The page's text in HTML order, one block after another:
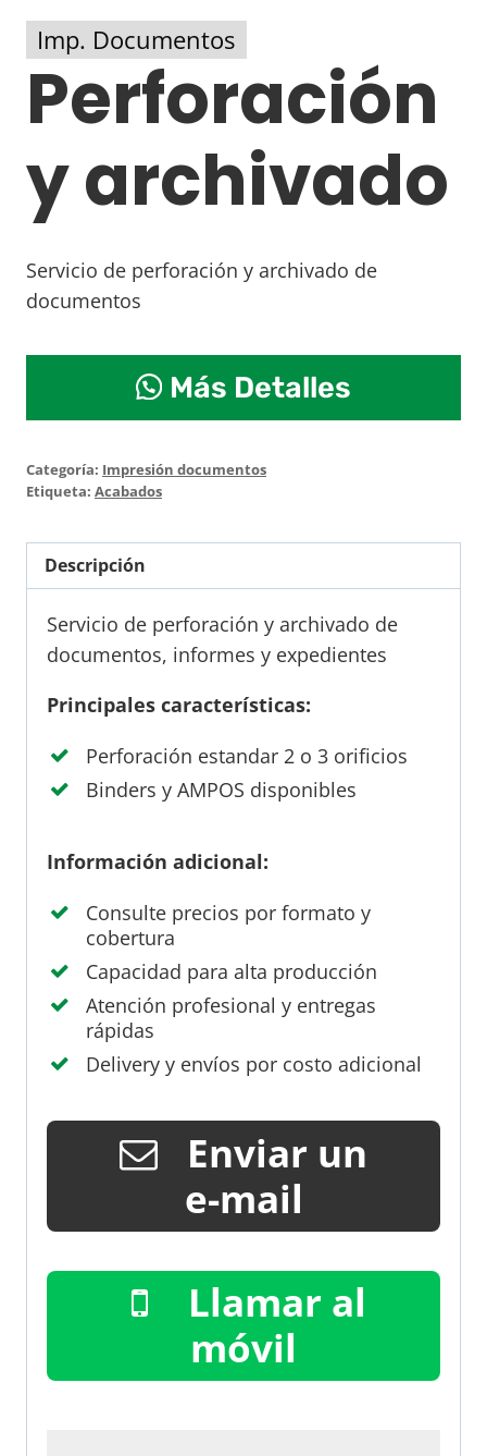
Imp. Documentos
Perforación
y archivado
Servicio de perforación y archivado de
documentos
cantidad
Más Detalles
Categoría: Impresión documentos
Etiqueta: Acabados
Descripción
Servicio de perforación y archivado de
documentos, informes y expedientes
Principales características:
Perforación estandar 2 o 3 orificios
Binders y AMPOS disponibles
Información adicional:
Consulte precios por formato y
cobertura
Capacidad para alta producción
Atención profesional y entregas
rápidas
Delivery y envíos por costo adicional
Enviar un
e-mail
Llamar al
móvil